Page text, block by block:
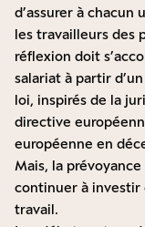
d’assurer à
les travailleurs des
réflexion doit
salariat à partir
loi, inspirés de la
directive
européenne en
Mais, la
continuer à investir
travail.